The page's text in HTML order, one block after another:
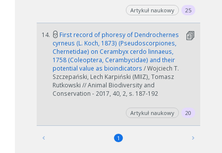
Artykuł naukowy 25
14.
First record of phoresy of Dendrochernes
cyrneus (L. Koch, 1873) (Pseudoscorpiones,
Chernetidae) on Cerambyx cerdo linnaeus,
1758 (Coleoptera, Cerambycidae) and their
potential value as bioindicators / Wojciech T.
Szczepański, Lech Karpiński (MIIZ), Tomasz
Rutkowski // Animal Biodiversity and
Conservation - 2017, 40, 2, s. 187-192
Artykuł naukowy 20
1